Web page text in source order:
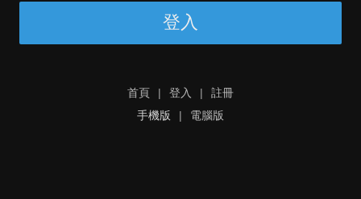
登入
首頁 | 登入 |
註冊
手機版
| 電腦版